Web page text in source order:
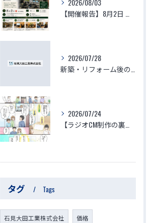
2026/08/03
2026/07/28
2026/07/24
タグ Tags
石見大田工業株式会社 価格